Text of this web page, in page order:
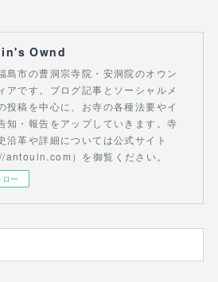
Ownd
島市の曹洞宗寺院・安洞院のオウン
アです。ブログ記事とソーシャルメ
投稿を中心に、お寺の各種法要やイ
知・報告をアップしていきます。寺
沿革や詳細については公式サイト
antouin.com）を御覧ください。
ロー